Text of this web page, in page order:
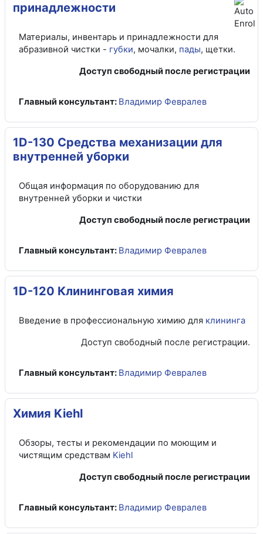
принадлежности
Материалы, инвентарь и принадлежности для
абразивной чистки - губки, мочалки, пады, щетки.
Доступ свободный после регистрации
Главный консультант: Владимир Февралев
1D-130 Средства механизации для
внутренней уборки
Общая информация по оборудованию для
внутренней уборки и чистки
Доступ свободный после регистрации
Главный консультант: Владимир Февралев
1D-120 Клининговая химия
Введение в профессиональную химию для клининга
Доступ свободный после регистрации.
Главный консультант: Владимир Февралев
Химия Kiehl
Обзоры, тесты и рекомендации по моющим и
чистящим средствам Kiehl
Доступ свободный после регистрации
Главный консультант: Владимир Февралев